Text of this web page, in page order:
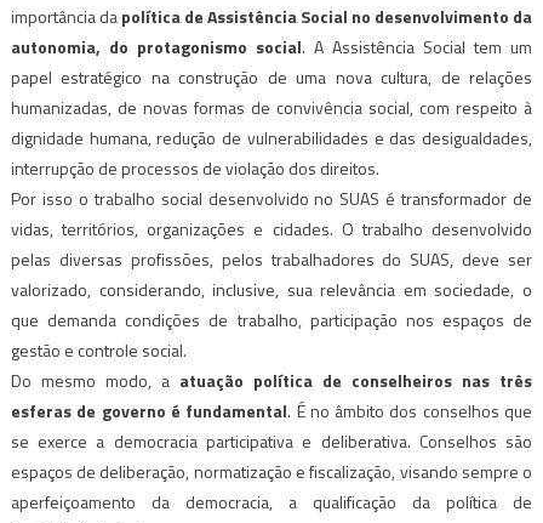
importância dapolítica de Assistência Social no desenvolvimento da
autonomia, do protagonismo social. A Assistência Social tem um
papel estratégico na construção de uma nova cultura, de relações
humanizadas, de novas formas de convivência social, com respeito à
dignidade humana, redução de vulnerabilidades e das desigualdades,
interrupção de processos de violação dos direitos.
Por isso o trabalho social desenvolvido no SUAS é transformador de
vidas, territórios, organizações e cidades. O trabalho desenvolvido
pelas diversas profissões, pelos trabalhadores do SUAS, deve ser
valorizado, considerando, inclusive, sua relevância em sociedade, o
que demanda condições de trabalho, participação nos espaços de
gestão e controle social.
Do mesmo modo, a atuação política de conselheiros nas três
esferas de governo é fundamental. É no âmbito dos conselhos que
se exerce a democracia participativa e deliberativa. Conselhos são
espaços de deliberação, normatização e fiscalização, visando sempre o
aperfeiçoamento da democracia, a qualificação da política de